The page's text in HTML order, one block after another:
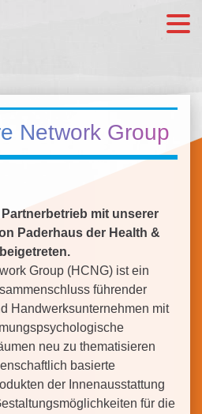
Network Group
mit unserer
Paderhaus der Health &
Group (HCNG) ist ein
führender
Handwerksunternehmen mit
neu zu thematisieren
basierte
der Innenausstattung
für die